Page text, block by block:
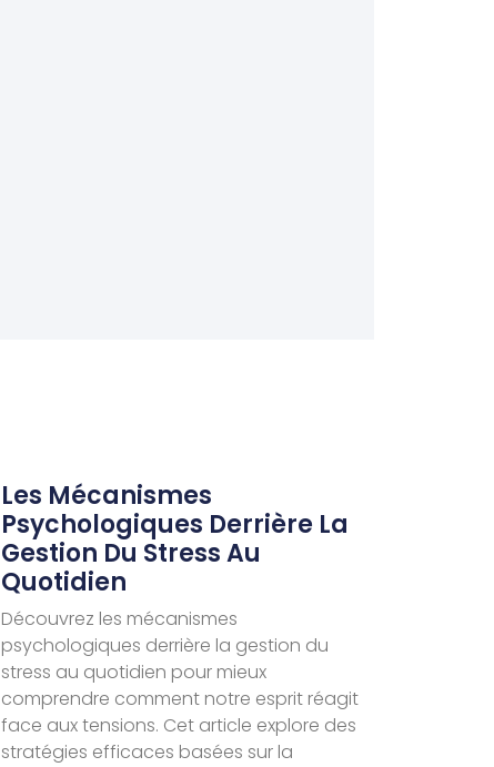
Les Mécanismes
Psychologiques Derrière La
Gestion Du Stress Au
Quotidien
Découvrez les mécanismes
psychologiques derrière la gestion du
stress au quotidien pour mieux
comprendre comment notre esprit réagit
face aux tensions. Cet article explore des
stratégies efficaces basées sur la